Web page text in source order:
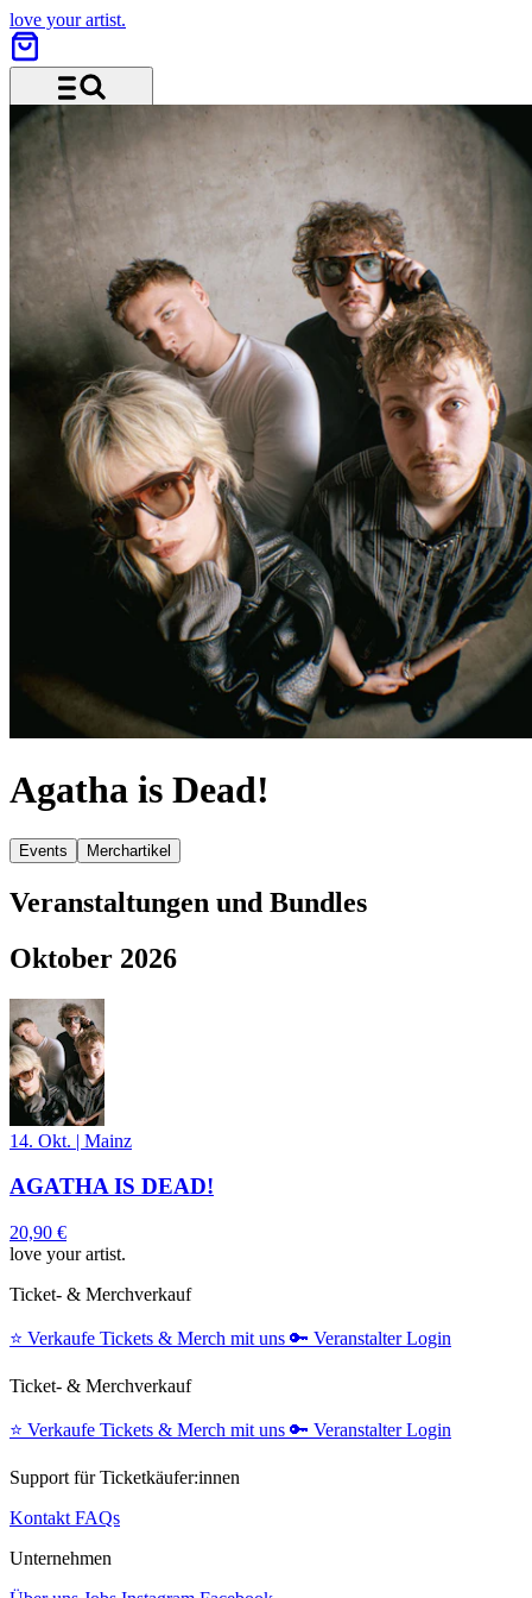
love your artist.
Menü und Suche
Agatha is Dead!
Events Merchartikel
Veranstaltungen und Bundles
Oktober 2026
14. Okt. | Mainz
AGATHA IS DEAD!
20,90 €
love your artist.
Ticket- & Merchverkauf
⭐️ Verkaufe Tickets & Merch mit uns 🔑 Veranstalter Login
Ticket- & Merchverkauf
⭐️ Verkaufe Tickets & Merch mit uns 🔑 Veranstalter Login
Support für Ticketkäufer:innen
Kontakt FAQs
Unternehmen